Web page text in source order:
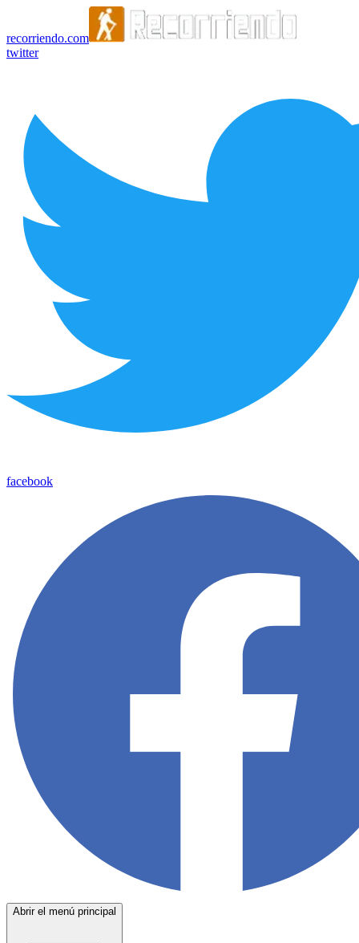
recorriendo.com
twitter
facebook
Abrir el menú principal